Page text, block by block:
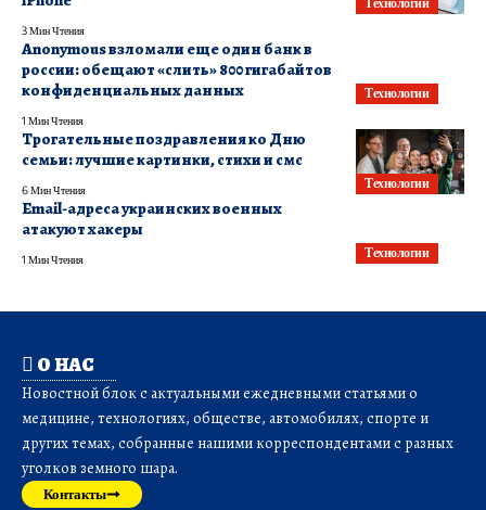
3 Мин Чтения
Технологии
Anonymous взломали еще один банк в
россии: обещают «слить» 800 гигабайтов
конфиденциальных данных
1 Мин Чтения
Технологии
Трогательные поздравления ко Дню
семьи: лучшие картинки, стихи и смс
6 Мин Чтения
Технологии
Email-адреса украинских военных
атакуют хакеры
1 Мин Чтения
О НАС
Новостной блок с актуальными ежедневными статьями о
медицине, технологиях, обществе, автомобилях, спорте и
других темах, собранные нашими корреспондентами с разных
уголков земного шара.
Контакты